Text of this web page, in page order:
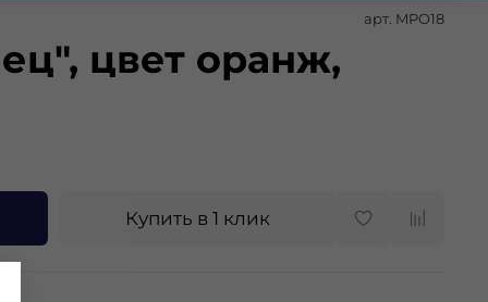
арт. MPO18
цвет оранж,
Купить в 1 клик